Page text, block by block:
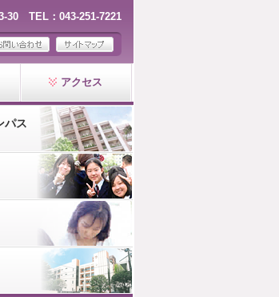
30 TEL：043-251-7221
アクセス
パス